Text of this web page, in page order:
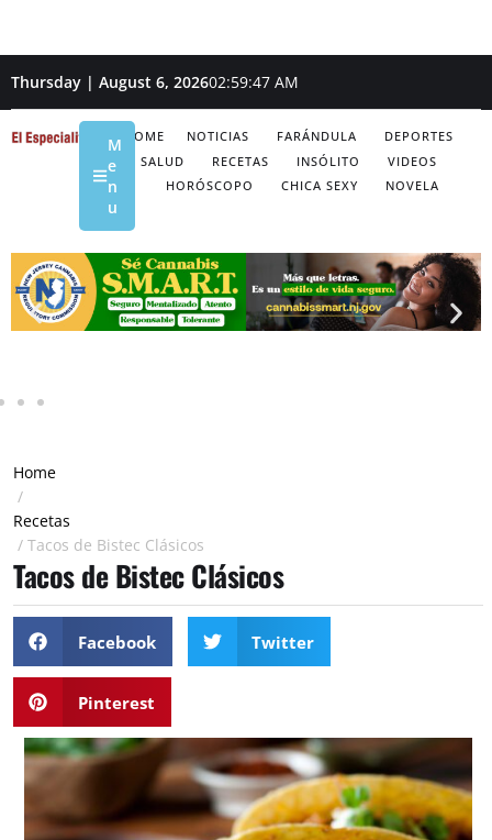
Thursday | August 6, 202602:59:49 AM
HOME NOTICIAS FARÁNDULA
DEPORTES
SALUD
RECETAS INSÓLITO
VIDEOS
HORÓSCOPO
CHICA SEXY NOVELA
M
e
n
u
Home
/
Recetas
/ Tacos de Bistec Clásicos
Tacos de Bistec Clásicos
Facebook Twitter
Pinterest